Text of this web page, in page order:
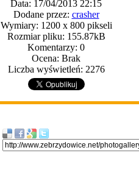
Data: 17/04/2013 22:15
Dodane przez: crasher
Wymiary: 1200 x 800 pikseli
Rozmiar pliku: 155.87kB
Komentarzy: 0
Ocena: Brak
Liczba wyświetleń: 2276